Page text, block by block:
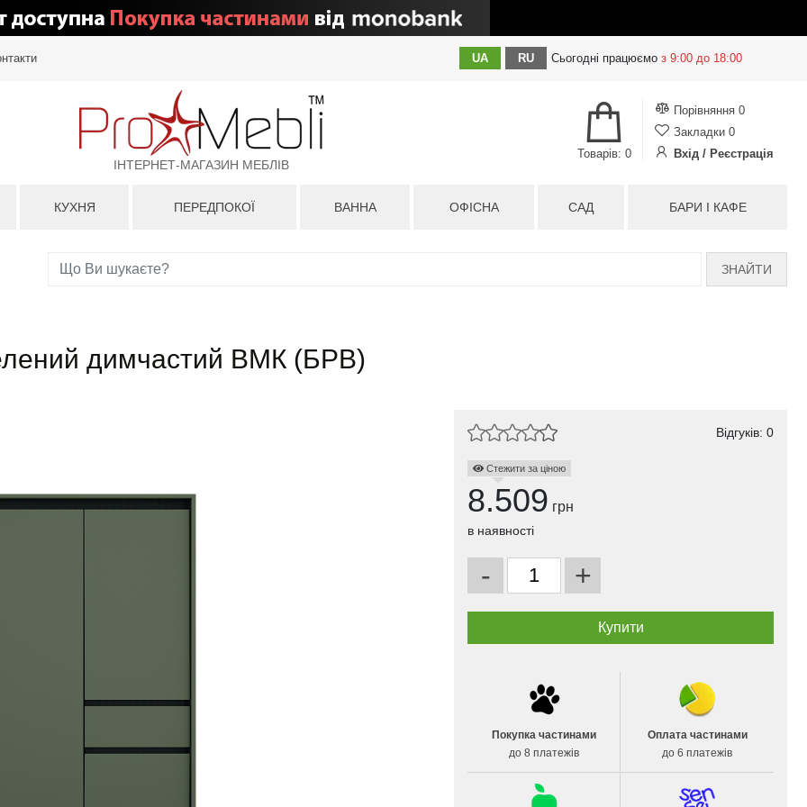
UA RU Сьогодні працюємо з 9:00 до 18:00
ІНТЕРНЕТ-МАГАЗИН МЕБЛІВ
Порівняння 0
Закладки 0
Вхід / Реєстрація
Товарів: 0
КУХНЯ ПЕРЕДПОКОЇ ВАННА ОФІСНА САД БАРИ І КАФЕ
ЗНАЙТИ
димчастий ВМК (БРВ)
Відгуків: 0
Стежити за ціною
8.509 грн
в наявності
- +
Покупка частинами
до 8 платежів
Оплата частинами
до 6 платежів